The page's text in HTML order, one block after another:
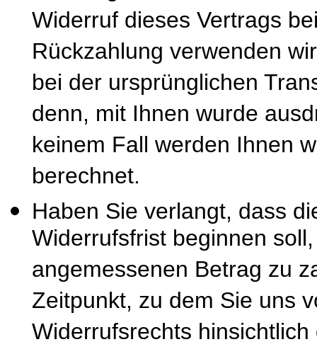
Widerruf dieses Vertrags
Rückzahlung verwenden
bei der ursprünglichen
denn, mit Ihnen wurde
keinem Fall werden Ihnen
berechnet.
Haben Sie verlangt, dass
Widerrufsfrist beginnen
angemessenen Betrag zu
Zeitpunkt, zu dem Sie uns
Widerrufsrechts